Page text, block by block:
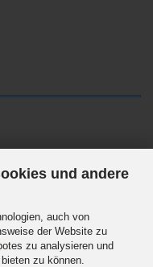
und andere
auch von
der Website zu
zu analysieren und
zu können.